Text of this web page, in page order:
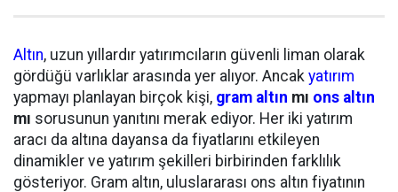
Altın, uzun yıllardır yatırımcıların güvenli liman olarak
gördüğü varlıklar arasında yer alıyor. Ancak yatırım
yapmayı planlayan birçok kişi, gram altın mı ons altın
mı sorusunun yanıtını merak ediyor. Her iki yatırım
aracı da altına dayansa da fiyatlarını etkileyen
dinamikler ve yatırım şekilleri birbirinden farklılık
gösteriyor. Gram altın, uluslararası ons altın fiyatının